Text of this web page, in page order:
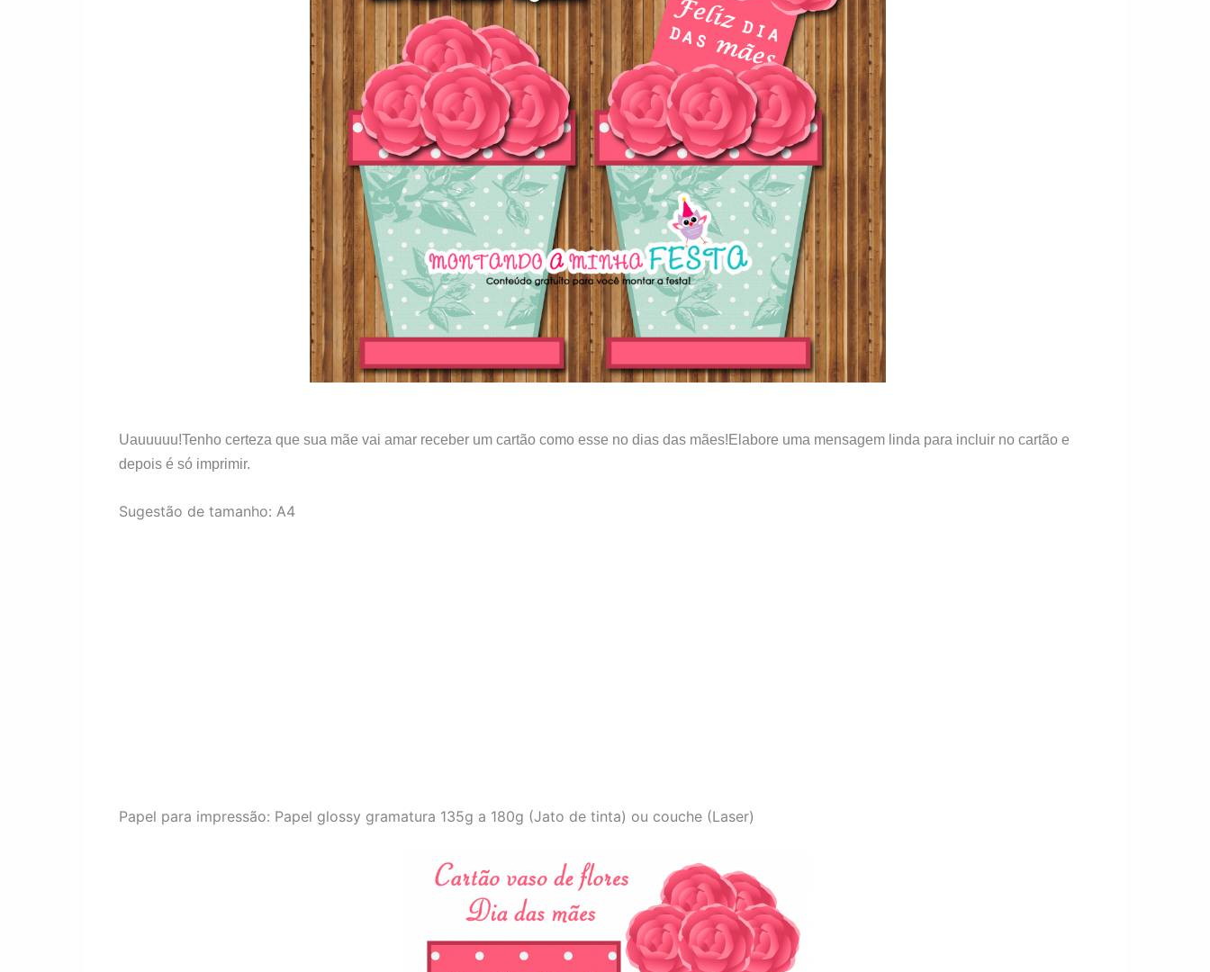
Uauuuuu!Tenho certeza que sua mãe vai amar receber um cartão como esse no dias das mães!Elabore uma mensagem linda para incluir no cartão e
depois é só imprimir.
Sugestão de tamanho: A4
Papel para impressão: Papel glossy gramatura 135g a 180g (Jato de tinta) ou couche (Laser)